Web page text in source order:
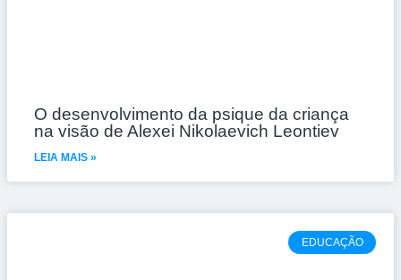
O desenvolvimento da psique da criança
na visão de Alexei Nikolaevich Leontiev
LEIA MAIS »
EDUCAÇÃO